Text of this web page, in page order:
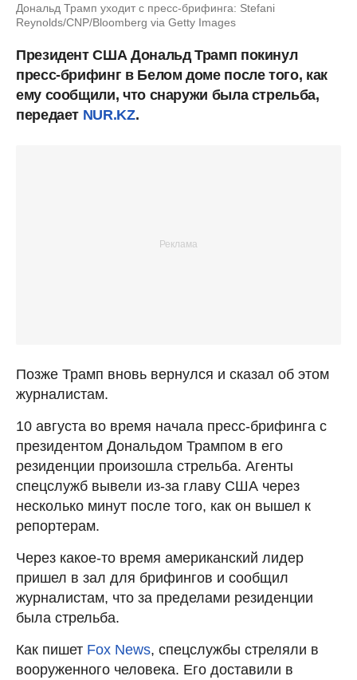
Дональд Трамп уходит с пресс-брифинга: Stefani
Reynolds/CNP/Bloomberg via Getty Images
Президент США Дональд Трамп покинул
пресс-брифинг в Белом доме после того, как
ему сообщили, что снаружи была стрельба,
передает NUR.KZ.
Позже Трамп вновь вернулся и сказал об этом
журналистам.
10 августа во время начала пресс-брифинга с
президентом Дональдом Трампом в его
резиденции произошла стрельба. Агенты
спецслужб вывели из-за главу США через
несколько минут после того, как он вышел к
репортерам.
Через какое-то время американский лидер
пришел в зал для брифингов и сообщил
журналистам, что за пределами резиденции
была стрельба.
Как пишет Fox News, спецслужбы стреляли в
вооруженного человека. Его доставили в